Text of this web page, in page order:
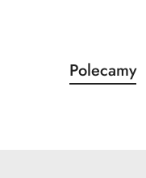
Pomiń karuzelę
Produkty
o
Polecamy